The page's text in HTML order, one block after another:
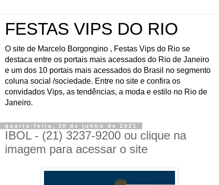
FESTAS VIPS DO RIO
O site de Marcelo Borgongino , Festas Vips do Rio se
destaca entre os portais mais acessados do Rio de Janeiro
e um dos 10 portais mais acessados do Brasil no segmento
coluna social /sociedade. Entre no site e confira os
convidados Vips, as tendências, a moda e estilo no Rio de
Janeiro.
quarta-feira, 30 de junho de 2021
IBOL - (21) 3237-9200 ou clique na
imagem para acessar o site